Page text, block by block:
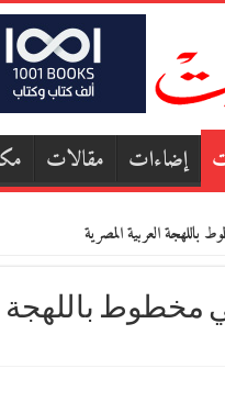
إضاءات مقالات
باللهجة العربية المصرية
مخطوط باللهجة